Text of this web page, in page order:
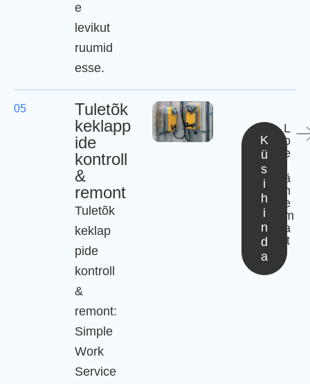
e
levikut
ruumid
esse.
05
Tuletõk
keklapp
ide
kontroll
&
remont
Tuletõk
keklap
pide
kontroll
&
remont:
Simple
Work
Service
K
ü
s
i
h
i
n
d
a
L
o
e
ä
h
e
m
a
lt